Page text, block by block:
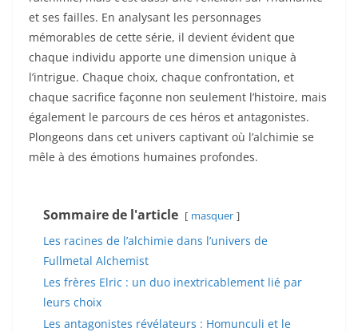
et ses failles. En analysant les personnages
mémorables de cette série, il devient évident que
chaque individu apporte une dimension unique à
l’intrigue. Chaque choix, chaque confrontation, et
chaque sacrifice façonne non seulement l’histoire, mais
également le parcours de ces héros et antagonistes.
Plongeons dans cet univers captivant où l’alchimie se
mêle à des émotions humaines profondes.
Sommaire de l'article masquer
Les racines de l’alchimie dans l’univers de
Fullmetal Alchemist
Les frères Elric : un duo inextricablement lié par
leurs choix
Les antagonistes révélateurs : Homunculi et le